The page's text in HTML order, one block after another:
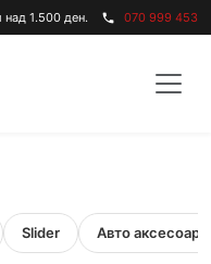
над 1.500 ден. phone 070 999 453
Slider Авто аксесоари